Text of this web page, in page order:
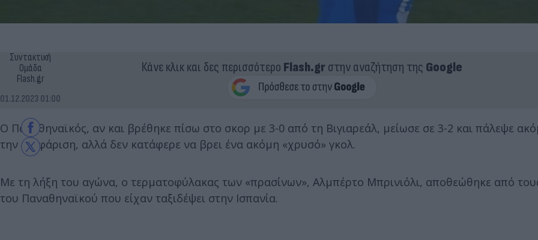
Συντακτική
Ομάδα
Flash.gr
01.12.2023 01:00
Κάνε κλικ και δες περισσότερο Flash.grστην αναζήτηση της Google
Ο Παναθηναϊκός, αν και βρέθηκε πίσω στο σκορ με 3-0 από τη Βιγιαρεάλ, μείωσε σε 3-2 και πάλεψε
την ισοφάριση, αλλά δεν κατάφερε να βρει ένα ακόμη «χρυσό» γκολ.
Με τη λήξη του αγώνα, ο τερματοφύλακας των «πρασίνων», Αλμπέρτο Μπρινιόλι, αποθεώθηκε από
του Παναθηναϊκού που είχαν ταξιδέψει στην Ισπανία.